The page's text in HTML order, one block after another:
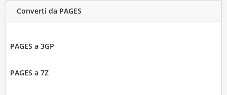
Converti da PAGES
PAGES a 3GP
PAGES a 7Z